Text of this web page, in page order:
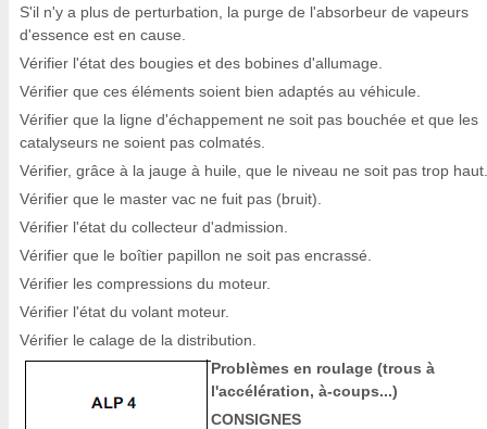
S'il n'y a plus de perturbation, la purge de l'absorbeur de vapeurs
d'essence est en cause.
Vérifier l'état des bougies et des bobines d'allumage.
Vérifier que ces éléments soient bien adaptés au véhicule.
Vérifier que la ligne d'échappement ne soit pas bouchée et que les
catalyseurs ne soient pas colmatés.
Vérifier, grâce à la jauge à huile, que le niveau ne soit pas trop haut.
Vérifier que le master vac ne fuit pas (bruit).
Vérifier l'état du collecteur d'admission.
Vérifier que le boîtier papillon ne soit pas encrassé.
Vérifier les compressions du moteur.
Vérifier l'état du volant moteur.
Vérifier le calage de la distribution.
Problèmes en roulage (trous à
l'accélération, à-coups...)
CONSIGNES